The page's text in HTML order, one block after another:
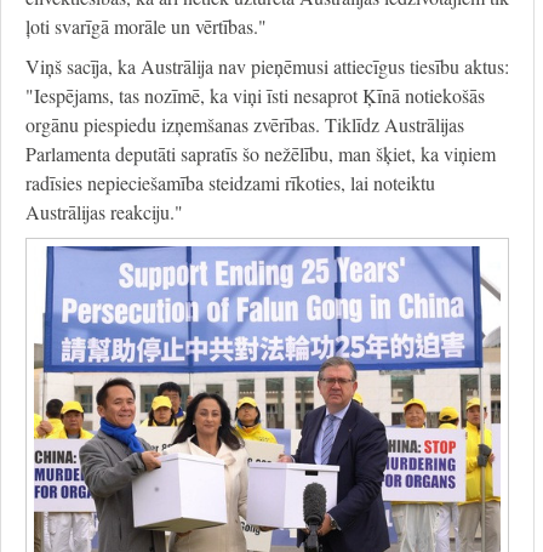
ļoti svarīgā morāle un vērtības."
Viņš sacīja, ka Austrālija nav pieņēmusi attiecīgus tiesību aktus:
"Iespējams, tas nozīmē, ka viņi īsti nesaprot Ķīnā notiekošās
orgānu piespiedu izņemšanas zvērības. Tiklīdz Austrālijas
Parlamenta deputāti sapratīs šo nežēlību, man šķiet, ka viņiem
radīsies nepieciešamība steidzami rīkoties, lai noteiktu
Austrālijas reakciju."